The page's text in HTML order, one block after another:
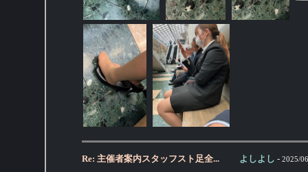
Re: 主催者案内スタッフスト足全... よしよし - 2025/